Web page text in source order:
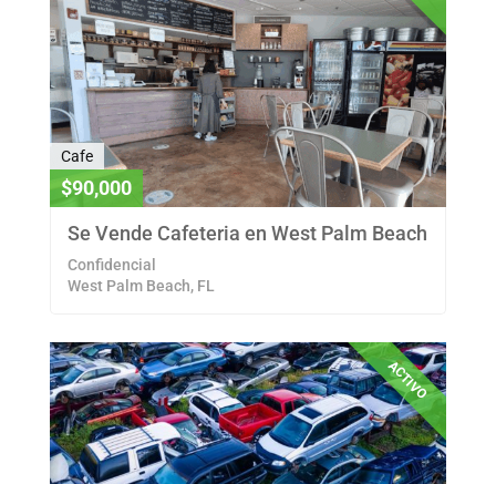
Cafe
$90,000
Se Vende Cafeteria en West Palm Beach
Confidencial
West Palm Beach, FL
ACTIVO